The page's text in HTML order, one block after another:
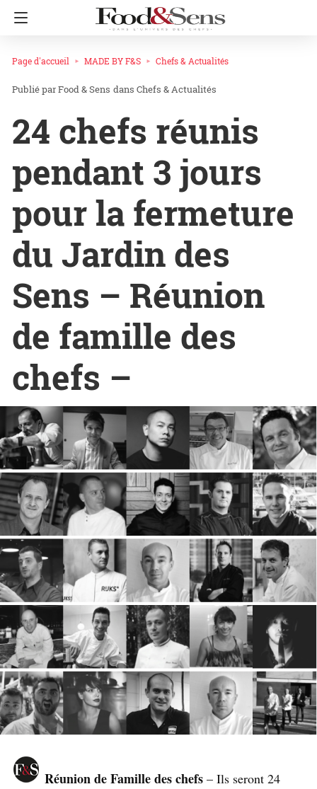
Page d'accueil MADE BY F&S Chefs & Actualités
Food & Sens dans Chefs & Actualités
24 chefs réunis
pendant 3 jours
pour la fermeture
du Jardin des
Sens – Réunion
de famille des
chefs –
Réunion de Famille des chefs – Ils seront 24